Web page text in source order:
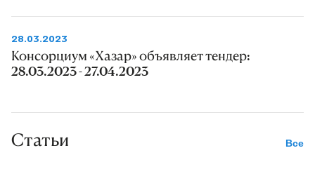
28.03.2023
Консорциум «Хазар» объявляет тендер:
28.03.2023 - 27.04.2023
Статьи Все